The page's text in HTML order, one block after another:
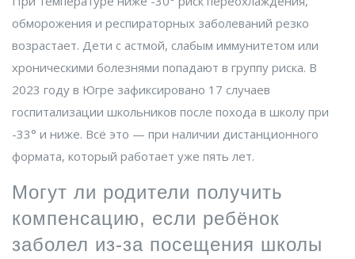
обморожения и респираторных заболеваний резко
возрастает. Дети с астмой, слабым иммунитетом или
хроническими болезнями попадают в группу риска. В
2023 году в Югре зафиксировано 17 случаев
госпитализации школьников после похода в школу при
-33° и ниже. Всё это — при наличии дистанционного
формата, который работает уже пять лет.
Могут ли родители получить
компенсацию, если ребёнок
заболел из-за посещения школы